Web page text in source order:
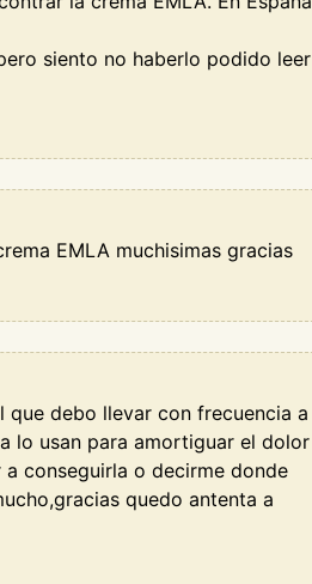
siento no haberlo podido leer
EMLA muchisimas gracias
que debo llevar con frecuencia a
lo usan para amortiguar el dolor
conseguirla o decirme donde
quedo antenta a